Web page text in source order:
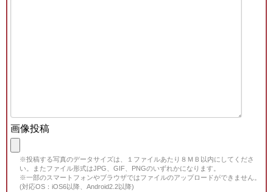
画像投稿
※投稿する写真のデータサイズは、１ファイルあたり８ＭＢ以内にしてくださ
い。またファイル形式はJPG、GIF、PNGのいずれかになります。
※一部のスマートフォンやブラウザではファイルのアップロードができません。
(対応OS：iOS6以降、Android2.2以降)